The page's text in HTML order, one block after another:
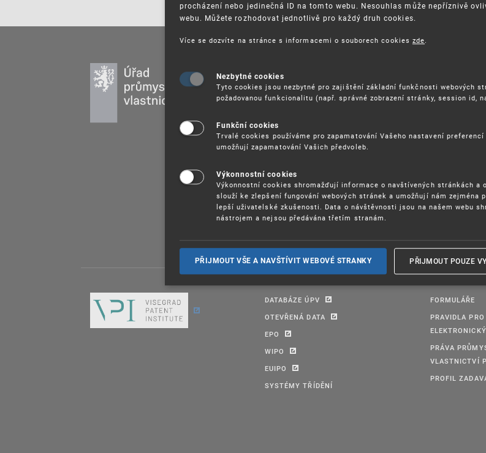
DUŠEVNÍMU VLASTNICTVÍ
UŽITEČNÉ ODKAZY
VZDĚLÁVÁNÍ
PRÁVNÍ PŘEDPISY
SPRÁVA COOKIES
ORGANIZAČNÍ
ISO
FAQ
DATABÁZE ÚPV
OTEVŘENÁ DATA
EPO
WIPO
EUIPO
SYSTÉMY TŘÍDĚNÍ
FORMULÁŘE
PRAVIDLA
PRÁVA
VLASTNICTVÍ
PROFIL
procházení nebo jedinečná ID na tomto webu. Nesouhlas může nepříznivě
webu. Můžete rozhodovat jednotlivě pro každý druh cookies.
Více se dozvíte na stránce s informacemi o souborech cookies zde.
Nezbytné cookies
Tyto cookies jsou nezbytné pro zajištění základní funkčnosti webových
požadovanou funkcionalitu (např. správné zobrazení stránky, session id,
Funkční cookies
Trvalé cookies používáme pro zapamatování Vašeho nastavení
umožňují zapamatování Vašich předvoleb.
Výkonnostní cookies
Výkonnostní cookies shromažďují informace o navštívených stránkách a
slouží ke zlepšení fungování webových stránek a umožňují nám zejména
lepší uživatelské zkušenosti. Data o návštěvnosti jsou na našem webu
nástrojem a nejsou předávána třetím stranám.
PŘIJMOUT VŠE A NAVŠTÍVIT WEBOVÉ STRANKY PŘIJMOUT POUZE